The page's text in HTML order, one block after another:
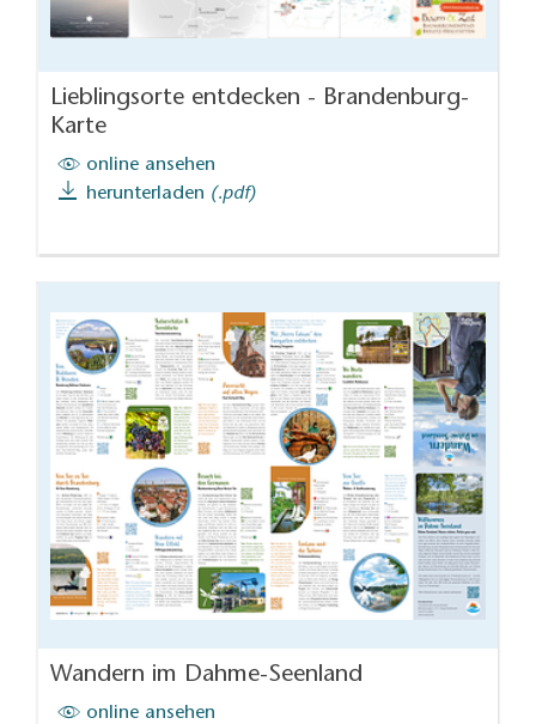
Lieblingsorte entdecken - Brandenburg-
Karte
online ansehen
herunterladen (.pdf)
Wandern im Dahme-Seenland
online ansehen